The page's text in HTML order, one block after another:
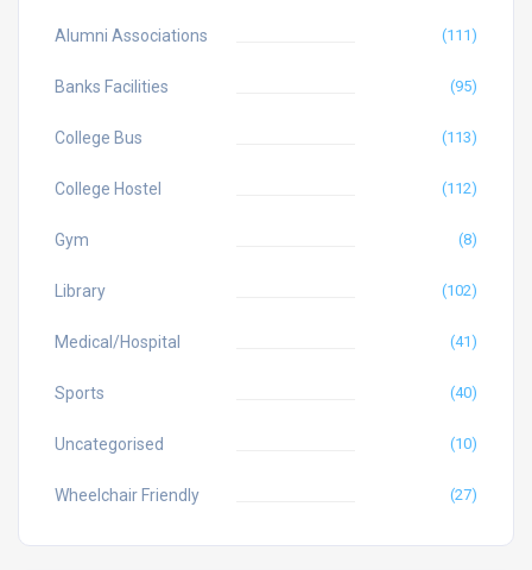
Alumni Associations (111)
Banks Facilities (95)
College Bus (113)
College Hostel (112)
Gym (8)
Library (102)
Medical/Hospital (41)
Sports (40)
Uncategorised (10)
Wheelchair Friendly (27)